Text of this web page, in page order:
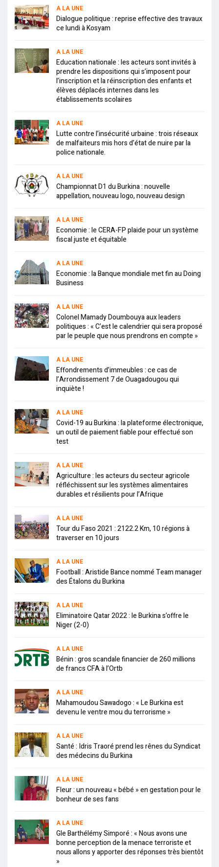
A LA UNE
Dialogue politique : reprise effective des travaux
ce lundi à Kosyam
A LA UNE
Education nationale : les acteurs sont invités à
prendre les dispositions qui s’imposent pour
l’inscription et la réinscription des enfants et
élèves déplacés internes dans les
établissements scolaires
A LA UNE
Lutte contre l’insécurité urbaine : trois réseaux
de malfaiteurs mis hors d’état de nuire par la
police nationale.
A LA UNE
Championnat D1 du Burkina : nouvelle
appellation, nouveau logo, nouveau design
A LA UNE
Economie : le CERA-FP plaide pour un système
fiscal juste et équitable
A LA UNE
Economie : la Banque mondiale met fin au Doing
Business
A LA UNE
Colonel Mamady Doumbouya aux leaders
politiques : « C’est le calendrier qui sera proposé
par le peuple que nous prendrons en compte »
A LA UNE
Effondrements d’immeubles : ce cas de
l’Arrondissement 7 de Ouagadougou qui
inquiète !
A LA UNE
Covid-19 au Burkina : la plateforme électronique,
un outil de paiement fiable pour effectué son
test
A LA UNE
Agriculture : les acteurs du secteur agricole
réfléchissent sur les systèmes alimentaires
durables et résilients pour l’Afrique
A LA UNE
Tour du Faso 2021 : 2122.2 Km, 10 régions à
traverser en 10 jours
A LA UNE
Football : Aristide Bance nommé Team manager
des Étalons du Burkina
A LA UNE
Eliminatoire Qatar 2022 : le Burkina s’offre le
Niger (2-0)
A LA UNE
Bénin : gros scandale financier de 260 millions
de francs CFA à l’Ortb
A LA UNE
Mahamoudou Sawadogo : « Le Burkina est
devenu le ventre mou du terrorisme »
A LA UNE
Santé : Idris Traoré prend les rênes du Syndicat
des médecins du Burkina
A LA UNE
Fleur : un nouveau « bébé » en gestation pour le
bonheur de ses fans
A LA UNE
Gle Barthélémy Simporé : « Nous avons une
bonne perception de la menace terroriste et
nous allons y apporter des réponses très bientôt
»